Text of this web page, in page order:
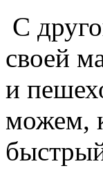
С
своей
и
можем,